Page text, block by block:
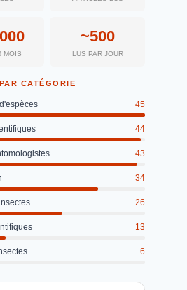
MOIS
~500
LUS PAR JOUR
CATÉGORIE
45
44
43
34
26
13
6